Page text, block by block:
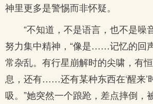
神里更多是警惕而非怀疑。
“不知道，不是语言，也不是噪
努力集中精神，“像是……记忆的回
常杂乱。有行星崩解时的尖啸，有
息，还有……还有某种东西在‘醒来’
吸。”她突然一个踉跄，差点摔倒，